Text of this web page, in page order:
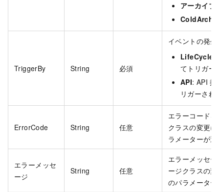
アーカイブ
TriggerBy String 必須
イベントの発
LifeCycle
てトリガー
API: API 操
リガーされ
ErrorCode String 任意
エラーコード
クラスの変更
ラメーターが
エラーメッセ
ージ
String 任意
エラーメッセ
ージクラスの
のパラメータ